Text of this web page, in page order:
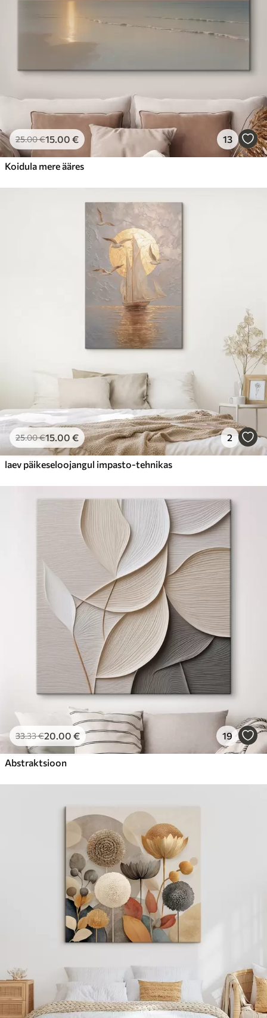
25.00€15.00 € 13
Koidula mere ääres
25.00€15.00 € 2
laev päikeseloojangul impasto-tehnikas
33.33€20.00 € 19
Abstraktsioon